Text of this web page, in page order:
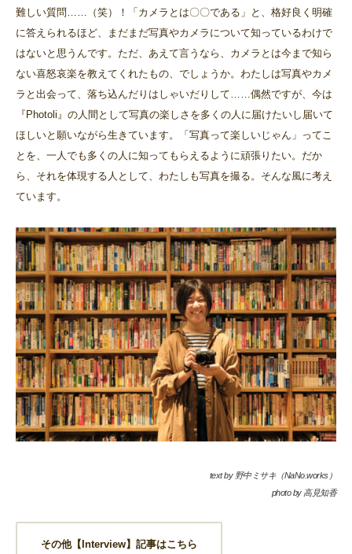
難しい質問……（笑）！「カメラとは〇〇である」と、格好良く明確
に答えられるほど、まだまだ写真やカメラについて知っているわけで
はないと思うんです。ただ、あえて言うなら、カメラとは今まで知ら
ない喜怒哀楽を教えてくれたもの、でしょうか。わたしは写真やカメ
ラと出会って、落ち込んだりはしゃいだりして……偶然ですが、今は
『Photoli』の人間として写真の楽しさを多くの人に届けたいし届いて
ほしいと願いながら生きています。「写真って楽しいじゃん」ってこ
とを、一人でも多くの人に知ってもらえるように頑張りたい。だか
ら、それを体現する人として、わたしも写真を撮る。そんな風に考え
ています。
text by 野中ミサキ（NaNo.works）
photo by 高見知香
その他【Interview】記事はこちら